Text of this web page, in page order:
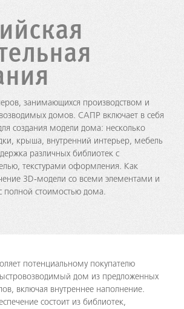
занимающихся производством и
домов. САПР включает в себя
создания модели дома: несколько
крыша, внутренний интерьер, мебель
различных библиотек с
текстурами оформления. Как
3D-модели со всеми элементами и
полной стоимостью дома.
потенциальному покупателю
дом из предложенных
включая внутреннее наполнение.
состоит из библиотек,